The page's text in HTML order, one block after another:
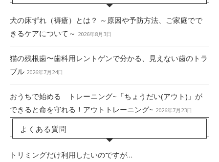
犬の床ずれ（褥瘡）とは？ ～原因や予防方法、ご家庭でで
きるケアについて～ 2026年8月3日
猫の残根歯〜歯科用レントゲンで分かる、見えない歯のトラ
ブル 2026年7月24日
おうちで始める トレーニング~「ちょうだい(アウト)」が
できると命を守れる！アウトトレーニング~ 2026年7月23日
よくある質問
トリミングだけ利用したいのですが…